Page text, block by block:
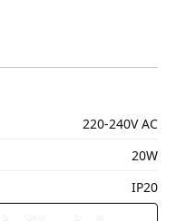
220-240V AC
20W
IP20